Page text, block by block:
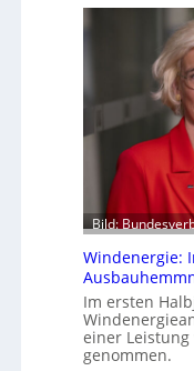
g
e
l
l
i
e
t
e
t
Bild:
Windenergie:
Im ersten
einer Leistung
genommen.